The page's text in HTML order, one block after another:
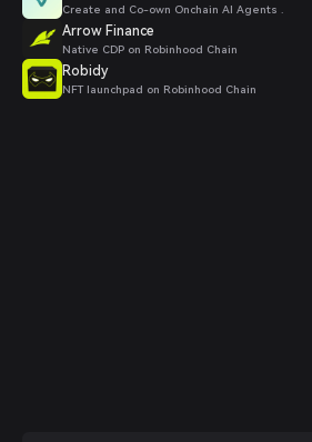
Create and Co-own Onchain AI Agents .
Arrow Finance
Native CDP on Robinhood Chain
Robidy
NFT launchpad on Robinhood Chain